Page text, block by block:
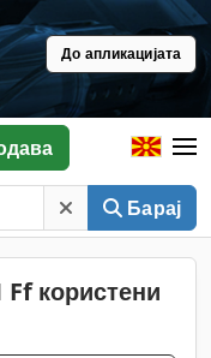
До апликацијата
Барај
Ff користени